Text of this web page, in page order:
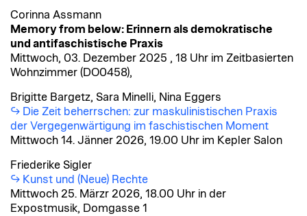
Corinna Assmann
Memory from below: Erinnern als demokratische
und antifaschistische Praxis
Mittwoch, 03. Dezember 2025 , 18 Uhr im Zeitbasierten
Wohnzimmer (DO0458),
Brigitte Bargetz, Sara Minelli, Nina Eggers
Die Zeit beherrschen: zur maskulinistischen Praxis
der Vergegenwärtigung im faschistischen Moment
Mittwoch 14. Jänner 2026, 19.00 Uhr im Kepler Salon
Friederike Sigler
Kunst und (Neue) Rechte
Mittwoch 25. Märzr 2026, 18.00 Uhr in der
Expostmusik, Domgasse 1